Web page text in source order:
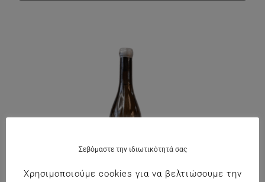
Σεβόμαστε την ιδιωτικότητά σας
Χρησιμοποιούμε cookies για να βελτιώσουμε την